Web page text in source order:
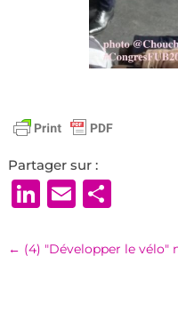
Partager sur :
LinkedIn
Email
← (4) "Développer le vélo"